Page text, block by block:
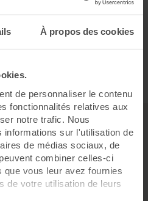
À propos des cookies
de personnaliser le contenu
fonctionnalités relatives aux
notre trafic. Nous
informations sur l'utilisation de
de médias sociaux, de
combiner celles-ci
vous leur avez fournies
de votre utilisation de leurs
aux valeurs familiales
notre premier centre a
et belle histoire d’équilibre
nous partageons ensemble